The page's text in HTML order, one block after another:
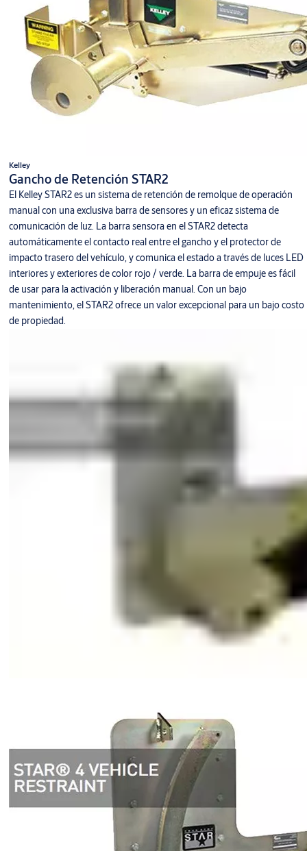
Kelley
Gancho de Retención STAR2
El Kelley STAR2 es un sistema de retención de remolque de operación
manual con una exclusiva barra de sensores y un eficaz sistema de
comunicación de luz. La barra sensora en el STAR2 detecta
automáticamente el contacto real entre el gancho y el protector de
impacto trasero del vehículo, y comunica el estado a través de luces LED
interiores y exteriores de color rojo / verde. La barra de empuje es fácil
de usar para la activación y liberación manual. Con un bajo
mantenimiento, el STAR2 ofrece un valor excepcional para un bajo costo
de propiedad.